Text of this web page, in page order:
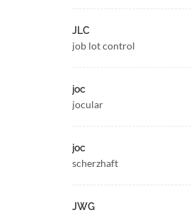
JLC
job lot control
joc
jocular
joc
scherzhaft
JWG